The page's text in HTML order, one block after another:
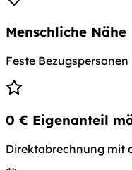
Menschliche Nähe
Feste Bezugspersonen
0 € Eigenanteil
Direktabrechnung mit